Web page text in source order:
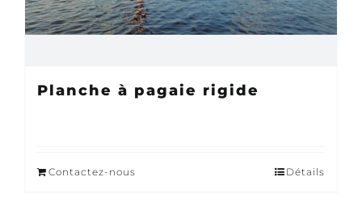
Planche à pagaie rigide
Contactez-nous Détails